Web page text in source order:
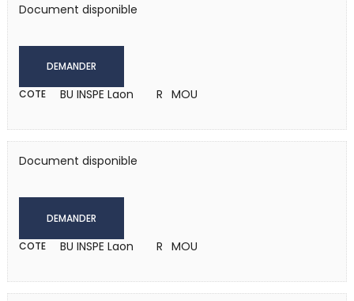
Document disponible
DEMANDER
COTE BU INSPE Laon R MOU
Document disponible
DEMANDER
COTE BU INSPE Laon R MOU